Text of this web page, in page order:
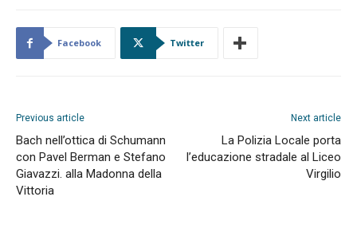
Facebook Twitter
Previous article
Bach nell’ottica di Schumann
con Pavel Berman e Stefano
Giavazzi. alla Madonna della
Vittoria
Next article
La Polizia Locale porta
l’educazione stradale al Liceo
Virgilio